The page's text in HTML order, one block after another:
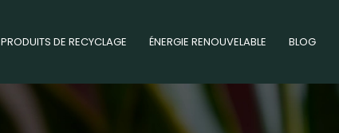
PRODUITS DE RECYCLAGE ÉNERGIE RENOUVELABLE BLOG